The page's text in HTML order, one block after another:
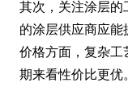
其次，关注涂层的
的涂层供应商应能
价格方面，复杂工
期来看性价比更优